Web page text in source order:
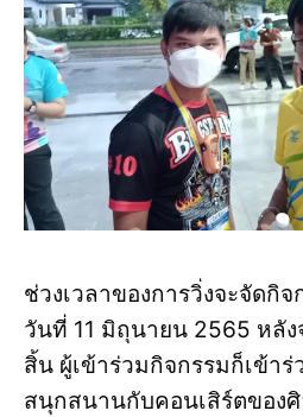
ช่วงเวลาของการวิ่งจะจัดกิ
วันที่ 11 มิถุนายน 2565 หลัง
สิ้น ผู้เข้าร่วมกิจกรรมก็เข้าร่
สนุกสนานกับคอนเสิร์ตของ